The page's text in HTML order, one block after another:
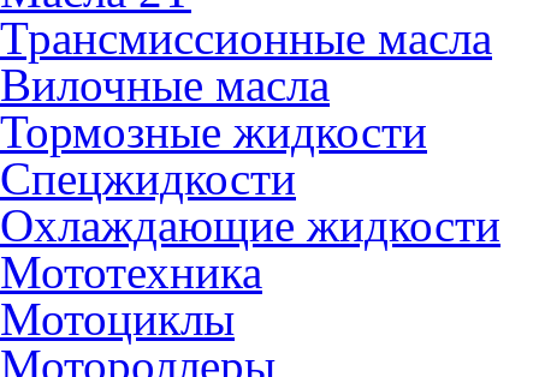
Трансмиссионные масла
Вилочные масла
Тормозные жидкости
Спецжидкости
Охлаждающие жидкости
Мототехника
Мотоциклы
Мотороллеры